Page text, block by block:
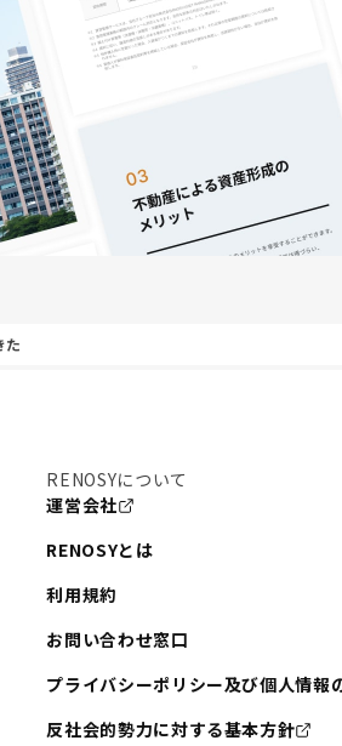
た
RENOSYについて
運営会社
RENOSYとは
利用規約
お問い合わせ窓口
プライバシーポリシー及び個人情報
反社会的勢力に対する基本方針